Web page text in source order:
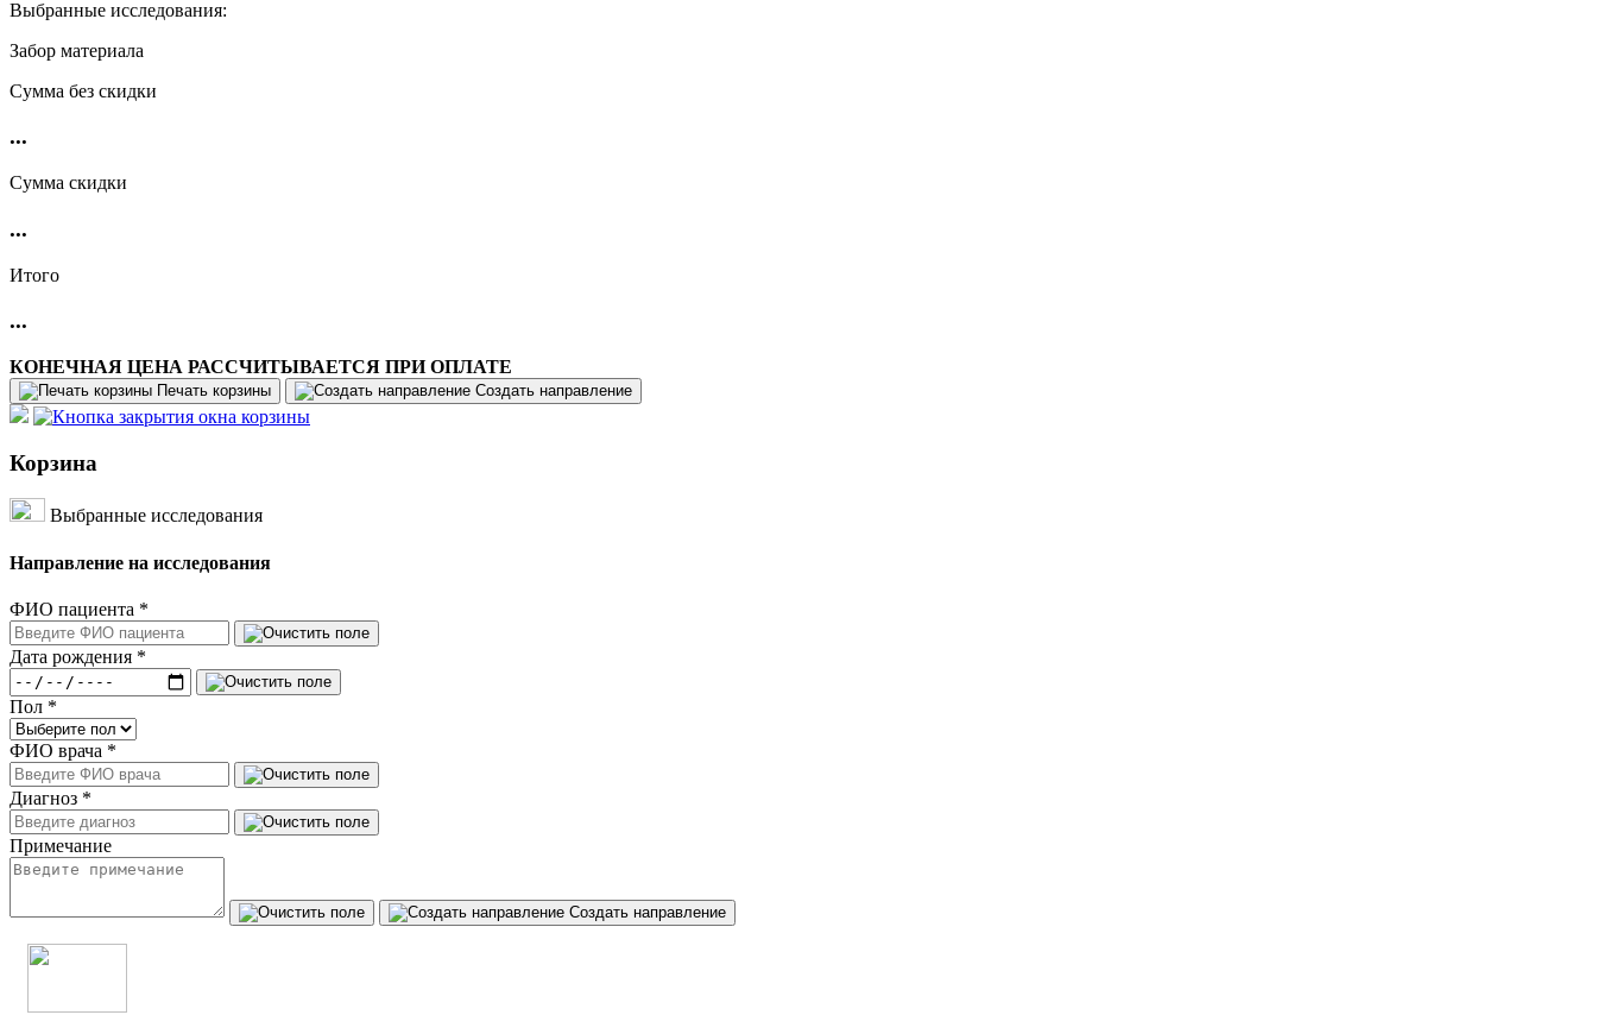
Выбранные исследования:
Забор материала
Cумма без скидки
...
Сумма скидки
...
Итого
...
КОНЕЧНАЯ ЦЕНА РАССЧИТЫВАЕТСЯ ПРИ ОПЛАТЕ
Печать корзины Создать направление
Корзина
Выбранные исследования
Направление на исследования
ФИО пациента *
Дата рождения *
Пол *
ФИО врача *
Диагноз *
Примечание
Создать направление